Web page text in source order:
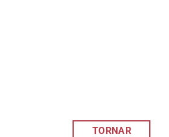
TORNAR